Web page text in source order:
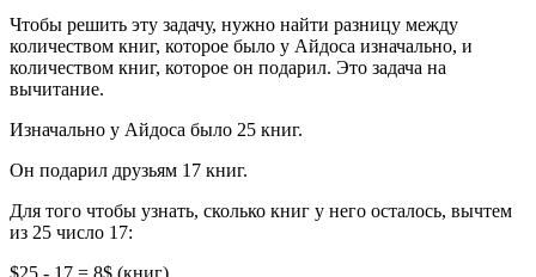
Чтобы решить эту задачу, нужно найти разницу между
количеством книг, которое было у Айдоса изначально, и
количеством книг, которое он подарил. Это задача на
вычитание.
Изначально у Айдоса было 25 книг.
Он подарил друзьям 17 книг.
Для того чтобы узнать, сколько книг у него осталось, вычтем
из 25 число 17:
$25 - 17 = 8$ (книг)